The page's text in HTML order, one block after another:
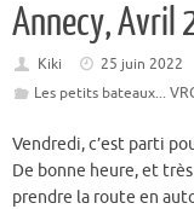
Annecy, Avril
Kiki
25 juin 2022
Les petits bateaux...
Vendredi, c’est parti
De bonne heure, et
prendre la route en